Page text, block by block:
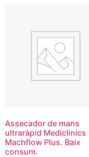
Assecador de mans
ultraràpid Mediclinics
Machflow Plus. Baix
consum.